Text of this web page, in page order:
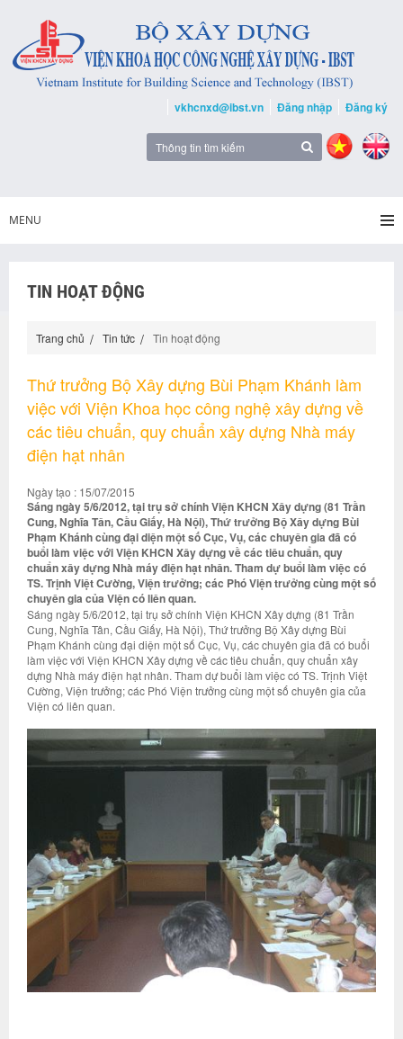
vkhcnxd@ibst.vn Đăng nhập Đăng ký
MENU
TIN HOẠT ĐỘNG
Trang chủ Tin tức Tin hoạt động
Thứ trưởng Bộ Xây dựng Bùi Phạm Khánh làm
việc với Viện Khoa học công nghệ xây dựng về
các tiêu chuẩn, quy chuẩn xây dựng Nhà máy
điện hạt nhân
Ngày tạo : 15/07/2015
Sáng ngày 5/6/2012, tại trụ sở chính Viện KHCN Xây dựng (81 Trần
Cung, Nghĩa Tân, Cầu Giấy, Hà Nội), Thứ trưởng Bộ Xây dựng Bùi
Phạm Khánh cùng đại diện một số Cục, Vụ, các chuyên gia đã có
buổi làm việc với Viện KHCN Xây dựng về các tiêu chuẩn, quy
chuẩn xây dựng Nhà máy điện hạt nhân. Tham dự buổi làm việc có
TS. Trịnh Việt Cường, Viện trưởng; các Phó Viện trưởng cùng một số
chuyên gia của Viện có liên quan.
Sáng ngày 5/6/2012, tại trụ sở chính Viện KHCN Xây dựng (81 Trần
Cung, Nghĩa Tân, Cầu Giấy, Hà Nội), Thứ trưởng Bộ Xây dựng Bùi
Phạm Khánh cùng đại diện một số Cục, Vụ, các chuyên gia đã có buổi
làm việc với Viện KHCN Xây dựng về các tiêu chuẩn, quy chuẩn xây
dựng Nhà máy điện hạt nhân. Tham dự buổi làm việc có TS. Trịnh Việt
Cường, Viện trưởng; các Phó Viện trưởng cùng một số chuyên gia của
Viện có liên quan.